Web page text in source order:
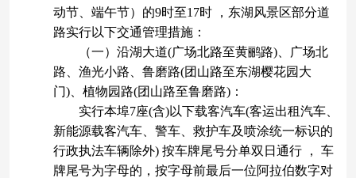
动节、端午节）的9时至17时 ，东湖风景区部分道
路实行以下交通管理措施：
（一）沿湖大道(广场北路至黄鹂路)、广场北
路、渔光小路、鲁磨路(团山路至东湖樱花园大
门)、植物园路(团山路至鲁磨路)：
实行本埠7座(含)以下载客汽车(客运出租汽车、
新能源载客汽车、警车、救护车及喷涂统一标识的
行政执法车辆除外) 按车牌尾号分单双日通行 ， 车
牌尾号为字母的，按字母前最后一位阿拉伯数字对